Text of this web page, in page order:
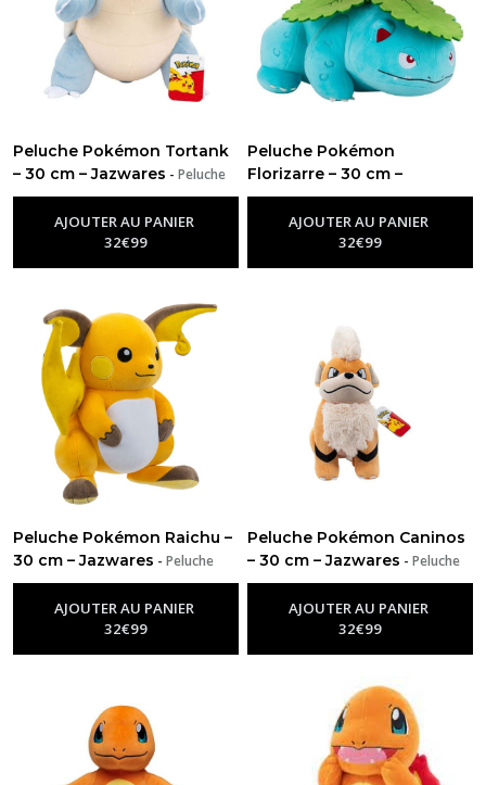
Peluche Pokémon Tortank
– 30 cm – Jazwares - Peluche
Pokémon
AJOUTER AU PANIER
32€99
Peluche Pokémon
Florizarre – 30 cm –
Jazwares-Peluche Pokémon
AJOUTER AU PANIER
32€99
Peluche Pokémon Raichu –
30 cm – Jazwares - Peluche
Pokémon
AJOUTER AU PANIER
32€99
Peluche Pokémon Caninos
– 30 cm – Jazwares -Peluche
Pokémon
AJOUTER AU PANIER
32€99